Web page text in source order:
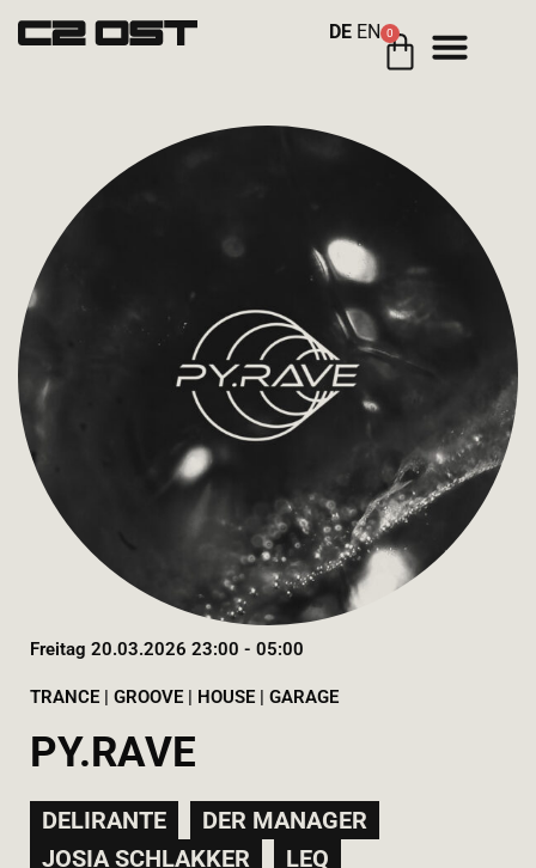
DE EN 0
Freitag 20.03.2026 23:00 - 05:00
TRANCE | GROOVE | HOUSE | GARAGE
PY.RAVE
DELIRANTE
DER MANAGER
JOSIA SCHLAKKER
LEQ